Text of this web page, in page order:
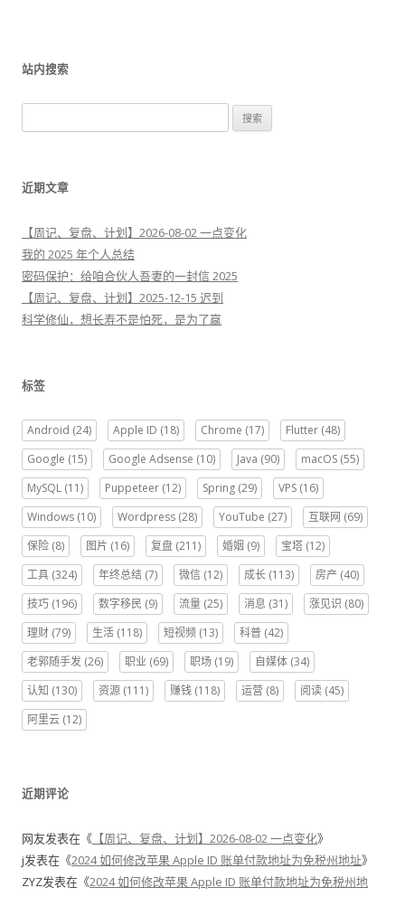
站内搜索
索
近期文章
【周记、复盘、计划】2026-08-02 一点变化
我的 2025 年个人总结
密码保护：给咱合伙人吾妻的一封信 2025
【周记、复盘、计划】2025-12-15 迟到
科学修仙，想长寿不是怕死，是为了赢
标签
Android (24) Apple ID (18) Chrome (17) Flutter (48)
Google (15) Google Adsense (10) Java (90) macOS (55)
MySQL (11) Puppeteer (12) Spring (29) VPS (16)
Windows (10) Wordpress (28) YouTube (27) 互联网 (69)
保险 (8) 图片 (16) 复盘 (211) 婚姻 (9) 宝塔 (12)
工具 (324) 年终总结 (7) 微信 (12) 成长 (113) 房产 (40)
技巧 (196) 数字移民 (9) 流量 (25) 消息 (31) 涨见识 (80)
理财 (79) 生活 (118) 短视频 (13) 科普 (42)
老郭随手发 (26) 职业 (69) 职场 (19) 自媒体 (34)
认知 (130) 资源 (111) 赚钱 (118) 运营 (8) 阅读 (45)
阿里云 (12)
近期评论
网友发表在《 【周记、复盘、计划】2026-08-02 一点变化》
j发表在《2024 如何修改苹果 Apple ID 账单付款地址为免税州地址》
ZYZ发表在《2024 如何修改苹果 Apple ID 账单付款地址为免税州地